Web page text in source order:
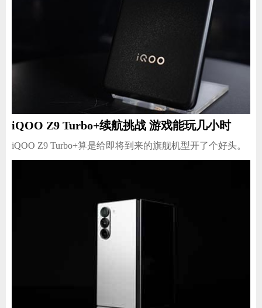
iQOO Z9 Turbo+续航挑战 游戏能玩几小时
iQOO Z9 Turbo+算是给即将到来的旗舰机型开了个好头。